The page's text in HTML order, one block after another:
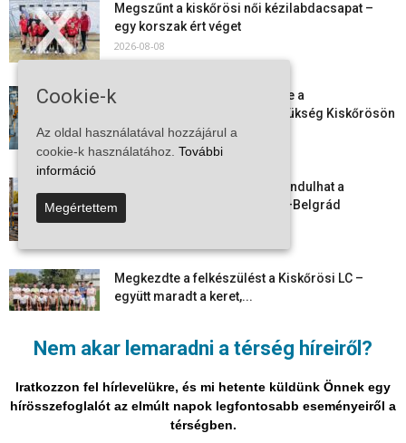
Nem akar lemaradni a térség híreiről?
Iratkozzon fel hírlevelükre, és mi hetente küldünk Önnek egy
hírösszefoglalót az elmúlt napok legfontosabb eseményeiről a
térségben.
Megszűnt a kiskőrösi női kézilabdacsapat –
egy korszak ért véget
2026-08-08
Aktuális állásajánlatok: ezekre a
munkavállalókra van most szükség Kiskőrösön
és a...
2026-08-07
Vitézy Dávid: már ősszel újraindulhat a
személyszállítás a Budapest–Belgrád
vasútvonalon
Megkezdte a felkészülést a Kiskőrösi LC –
együtt maradt a keret,...
szabadulni a kontinens a...
2026-08-05
Cookie-k
Az oldal használatával hozzájárul a
cookie-k használatához. További
információ
Megértettem